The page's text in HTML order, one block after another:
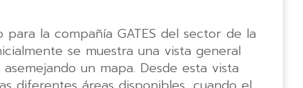
para la compañía GATES del sector de la
se muestra una vista general
un mapa. Desde esta vista